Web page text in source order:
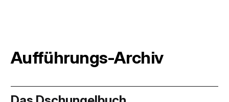
Aufführungs-Archiv